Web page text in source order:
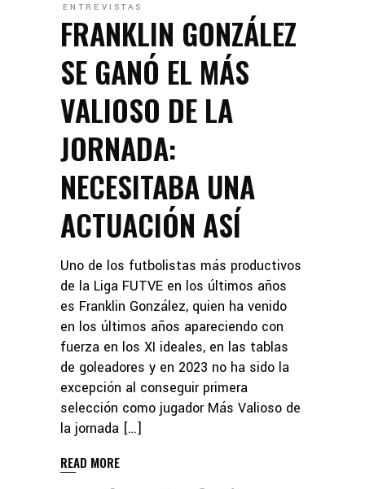
ENTREVISTAS
FRANKLIN GONZÁLEZ
SE GANÓ EL MÁS
VALIOSO DE LA
JORNADA:
NECESITABA UNA
ACTUACIÓN ASÍ
Uno de los futbolistas más productivos
de la Liga FUTVE en los últimos años
es Franklin González, quien ha venido
en los últimos años apareciendo con
fuerza en los XI ideales, en las tablas
de goleadores y en 2023 no ha sido la
excepción al conseguir primera
selección como jugador Más Valioso de
la jornada […]
READ MORE